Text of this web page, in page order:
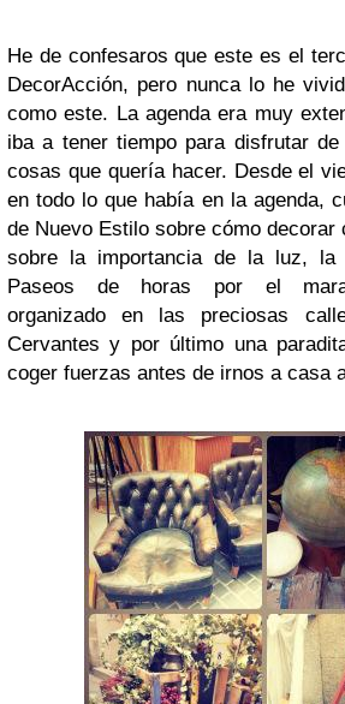
He de confesaros que este es el
DecorAcción, pero nunca lo he
como este. La agenda era muy
iba a tener tiempo para disfrutar
cosas que quería hacer. Desde el
en todo lo que había en la agenda,
de Nuevo Estilo sobre cómo decorar
sobre la importancia de la luz,
Paseos de horas por el
organizado en las preciosas
Cervantes y por último una
coger fuerzas antes de irnos a casa